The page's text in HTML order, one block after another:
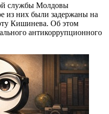
службы Молдовы
из них были задержаны на
Кишинева. Об этом
антикоррупционного